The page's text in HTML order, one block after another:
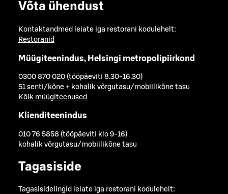
Võta ühendust
Kontaktandmed leiate iga restorani kodulehelt:
Restoranid
Müügiteenindus, Helsingi metropolipiirkond
0300 870 020 (tööpäeviti 8.30-16.30)
51 senti/kõne + kohalik võrgutasu/mobiilikõne tasu
Kõik müügiteenused
Klienditeenindus
010 76 5858 (tööpäeviti klo 9-16)
kohalik võrgutasu/mobiilikõne tasu
Tagasiside
Tagasisidelingid leiate iga restorani kodulehelt: